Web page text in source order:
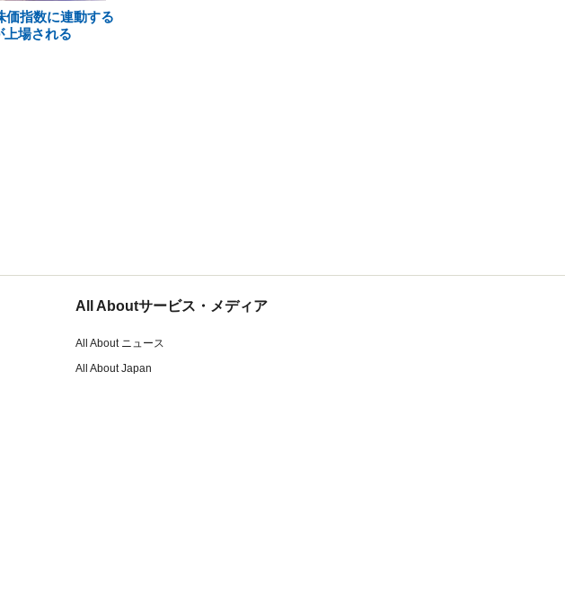
価指数に連動する
上場される
All Aboutサービス・メディア
All About ニュース
All About Japan